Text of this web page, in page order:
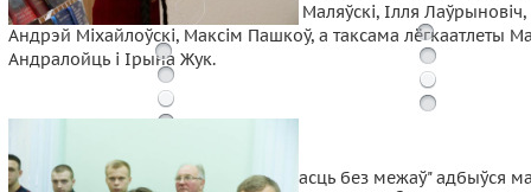
Куліеў, Аляксандр Грабовік, Сяргей Маляўскі, Ілля Лаўрыновіч,
Андрэй Міхайлоўскі, Максім Пашкоў, а таксама лёгкаатлеты
Андралойць і Ірына Жук.
29.10.2018 у рамках праекта "Творчасць без межаў" адбыўся